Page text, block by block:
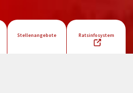
Stellenangebote Ratsinfosystem